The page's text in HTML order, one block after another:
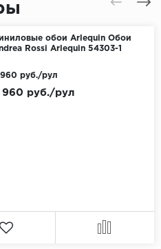
обои Arlequin Обои
Rossi Arlequin 54303-1
960 руб./рул
руб./рул